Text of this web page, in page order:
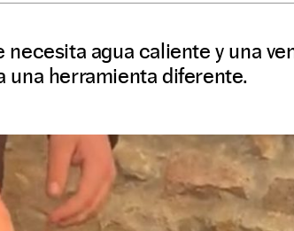
necesita agua caliente y una
una herramienta diferente.